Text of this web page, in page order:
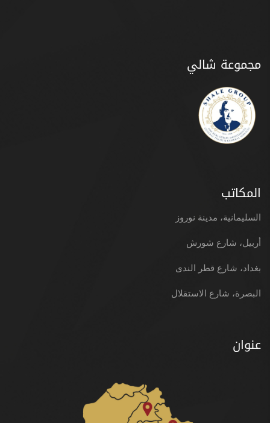
مجموعة شالي
المكاتب
السليمانية، مدينة نوروز
أربيل، شارع شورش
بغداد، شارع قطر الندى
البصرة، شارع الاستقلال
عنوان